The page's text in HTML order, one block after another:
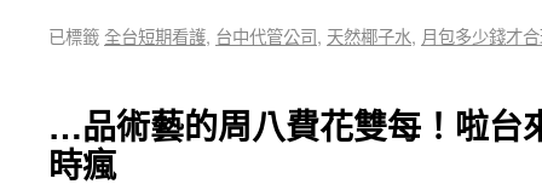
已標籤全台短期看護, 台中代管公司, 天然椰子水, 月包多少錢才
…品術藝的周八費花雙每！啦台
時瘋